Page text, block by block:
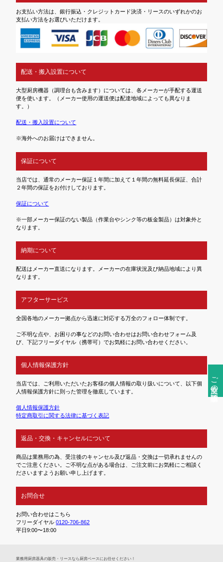
ご注文前の確認事項
お支払い方法は、銀行振込・クレジットカード決済・リースのいずれかのお
支払い方法をお選びいただけます。
配送・搬入設置について
大型厨房機器（調理台も含みます）については、各メーカーが手配する運送
便を使います。（メーカー使用の運送便は配達地域によっても異なりま
す。）
配送・搬入設置について
※海外へのお届けはできません。
保証について
当店では、通常のメーカー保証１年間に加えて１年間の無料延長保証、合計
２年間の保証をお付けしております。
保証について
※一部メーカー保証のない製品（作業台やシンク等の板金製品）は対象外と
なります。
納期について
配送はメーカー直送になります。メーカーの在庫状況及び納品地域により異
なります。
アフターサービス
全国各地のメーカー拠点から迅速に対応する万全のフォロー体制です。
ご不明な点や、お困りの事などのお問い合わせはお問い合わせフォーム及
び、下記フリーダイヤル（携帯可）でお気軽にお問い合わせください。
個人情報保護方針
当店では、ご利用いただいたお客様の個人情報の取り扱いについて、以下個
人情報保護方針に則った管理を徹底しています。
個人情報保護方針
特定商取引に関する法律に基づく表記
返品・交換・キャンセルについて
商品は業務用の為、受注後のキャンセル及び返品・交換は一切承れませんの
でご注意ください。ご不明な点がある場合は、ご注文前にお気軽にご相談く
ださいますようお願い申し上げます。
お問合せ
お問い合わせはこちら
フリーダイヤル0120-706-862
平日9:00〜18:00
業務⽤厨房器具の販売・リースなら厨房ベースにお任せください！